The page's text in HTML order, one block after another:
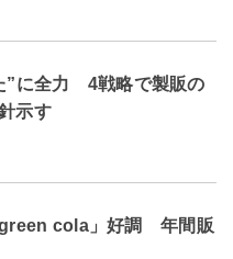
”に全力 4戦略で製販の
示す
green cola」好調 年間販